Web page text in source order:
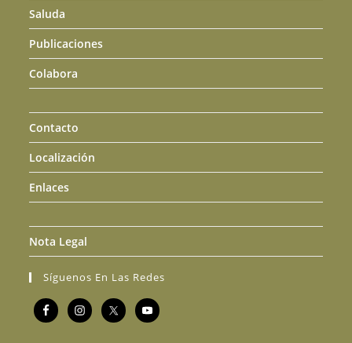
Saluda
Publicaciones
Colabora
Contacto
Localización
Enlaces
Nota Legal
Síguenos En Las Redes